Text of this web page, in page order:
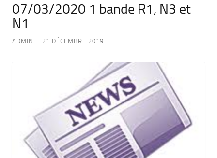
07/03/2020 1 bande R1, N3 et
N1
ADMIN 21 DÉCEMBRE 2019